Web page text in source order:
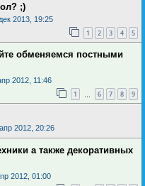
;)
2013, 19:25
1 2 3 4 5
обменяемся постными
2012, 11:46
1 6 7 8 9
2012, 20:26
а также декоративных
2012, 01:00